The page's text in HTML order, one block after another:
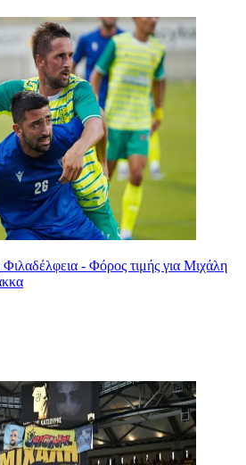
- Φόρος τιμής για Μιχάλη